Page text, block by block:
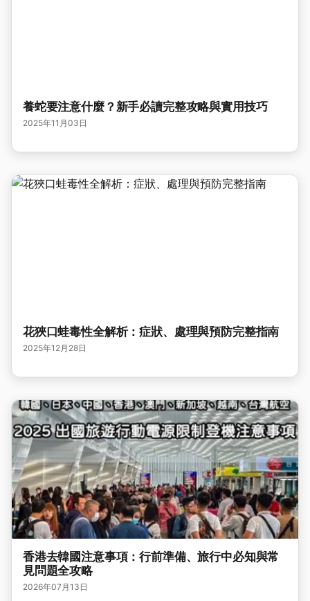
養蛇要注意什麼？新手必讀完整攻略與實用技巧
2025年11月03日
花狹口蛙毒性全解析：症狀、處理與預防完整指南
2025年12月28日
香港去韓國注意事項：行前準備、旅行中必知與常
見問題全攻略
2026年07月13日